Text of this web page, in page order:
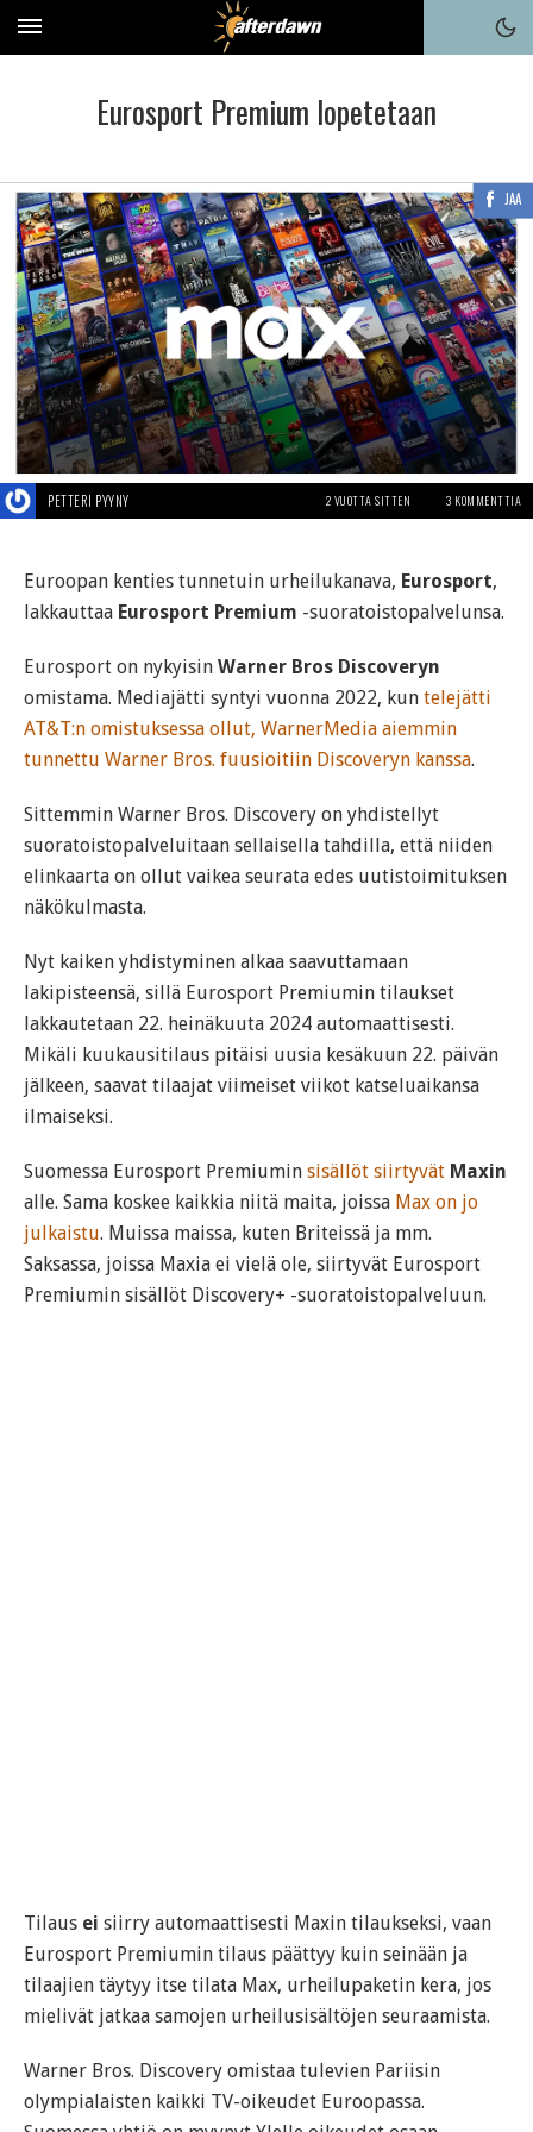
Eurosport Premium lopetetaan
JAA
PETTERI PYYNY 2 VUOTTA SITTEN 3 KOMMENTTIA
Euroopan kenties tunnetuin urheilukanava, Eurosport,
lakkauttaa Eurosport Premium -suoratoistopalvelunsa.
Eurosport on nykyisin Warner Bros Discoveryn
omistama. Mediajätti syntyi vuonna 2022, kun telejätti
AT&T:n omistuksessa ollut, WarnerMedia aiemmin
tunnettu Warner Bros. fuusioitiin Discoveryn kanssa.
Sittemmin Warner Bros. Discovery on yhdistellyt
suoratoistopalveluitaan sellaisella tahdilla, että niiden
elinkaarta on ollut vaikea seurata edes uutistoimituksen
näkökulmasta.
Nyt kaiken yhdistyminen alkaa saavuttamaan
lakipisteensä, sillä Eurosport Premiumin tilaukset
lakkautetaan 22. heinäkuuta 2024 automaattisesti.
Mikäli kuukausitilaus pitäisi uusia kesäkuun 22. päivän
jälkeen, saavat tilaajat viimeiset viikot katseluaikansa
ilmaiseksi.
Suomessa Eurosport Premiumin sisällöt siirtyvät Maxin
alle. Sama koskee kaikkia niitä maita, joissa Max on jo
julkaistu. Muissa maissa, kuten Briteissä ja mm.
Saksassa, joissa Maxia ei vielä ole, siirtyvät Eurosport
Premiumin sisällöt Discovery+ -suoratoistopalveluun.
Tilaus ei siirry automaattisesti Maxin tilaukseksi, vaan
Eurosport Premiumin tilaus päättyy kuin seinään ja
tilaajien täytyy itse tilata Max, urheilupaketin kera, jos
mielivät jatkaa samojen urheilusisältöjen seuraamista.
Warner Bros. Discovery omistaa tulevien Pariisin
olympialaisten kaikki TV-oikeudet Euroopassa.